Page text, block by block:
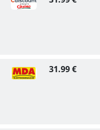
31.99 €